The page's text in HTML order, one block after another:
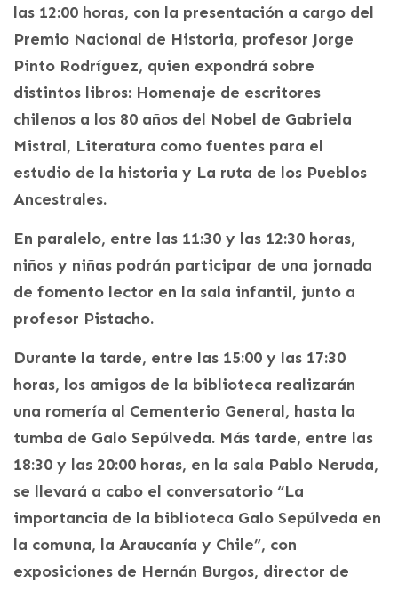
las 12:00 horas, con la presentación a cargo del
Premio Nacional de Historia, profesor Jorge
Pinto Rodríguez, quien expondrá sobre
distintos libros: Homenaje de escritores
chilenos a los 80 años del Nobel de Gabriela
Mistral, Literatura como fuentes para el
estudio de la historia y La ruta de los Pueblos
Ancestrales.
En paralelo, entre las 11:30 y las 12:30 horas,
niños y niñas podrán participar de una jornada
de fomento lector en la sala infantil, junto a
profesor Pistacho.
Durante la tarde, entre las 15:00 y las 17:30
horas, los amigos de la biblioteca realizarán
una romería al Cementerio General, hasta la
tumba de Galo Sepúlveda. Más tarde, entre las
18:30 y las 20:00 horas, en la sala Pablo Neruda,
se llevará a cabo el conversatorio “La
importancia de la biblioteca Galo Sepúlveda en
la comuna, la Araucanía y Chile”, con
exposiciones de Hernán Burgos, director de